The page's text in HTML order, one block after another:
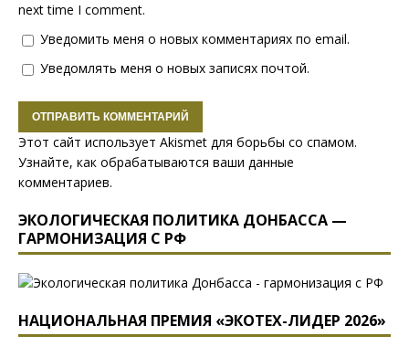
next time I comment.
Уведомить меня о новых комментариях по email.
Уведомлять меня о новых записях почтой.
Этот сайт использует Akismet для борьбы со спамом.
Узнайте, как обрабатываются ваши данные
комментариев.
ЭКОЛОГИЧЕСКАЯ ПОЛИТИКА ДОНБАССА —
ГАРМОНИЗАЦИЯ С РФ
НАЦИОНАЛЬНАЯ ПРЕМИЯ «ЭКОТЕХ-ЛИДЕР 2026»